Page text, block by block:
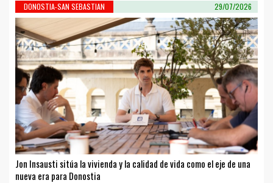
DONOSTIA-SAN SEBASTIAN 29/07/2026
Jon Insausti sitúa la vivienda y la calidad de vida como el eje de una
nueva era para Donostia